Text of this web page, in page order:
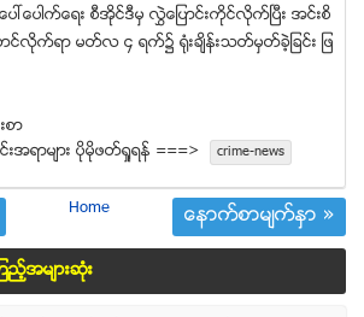
ၚေပါက္ေရး စီအုိင္ဒီမွ လႊဲေျပာင္းကိုင္လိုက္ၿပီး အင္းစိ
တင္လိုက္ရာ မတ္လ ၄ ရက္၌ ႐ုံးခ်ိန္းသတ္မွတ္ခဲ့ျခင္း ျဖ
ာ
ရာမ်ား ပုိမုိဖတ္ရႈရန္ ===>
crime-news
Home ေနာက္စာမ်က္ႏွာ »
ည့္အမ်ားဆံုး